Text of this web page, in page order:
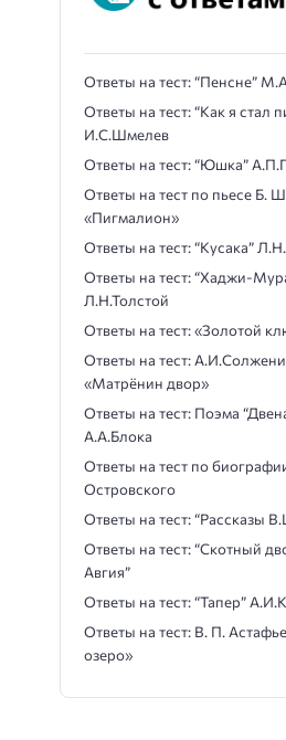
Ответы на тест: “Пенсне”
Ответы на тест: “Как я стал
И.С.Шмелев
Ответы на тест: “Юшка”
Ответы на тест по пьесе Б.
«Пигмалион»
Ответы на тест: “Кусака”
Ответы на тест: “Хаджи-
Л.Н.Толстой
Ответы на тест: «Золотой
Ответы на тест:
«Матрёнин двор»
Ответы на тест: Поэма
А.А.Блока
Ответы на тест по
Островского
Ответы на тест: “Рассказы
Ответы на тест: “Скотный
Авгия”
Ответы на тест: “Тапер”
Ответы на тест: В. П.
озеро»